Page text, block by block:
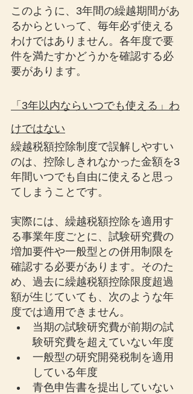
このように、3年間の繰越期間があ
るからといって、毎年必ず使える
わけではありません。各年度で要
件を満たすかどうかを確認する必
要があります。
「3年以内ならいつでも使える」わ
けではない
繰越税額控除制度で誤解しやすい
のは、控除しきれなかった金額を3
年間いつでも自由に使えると思っ
てしまうことです。
実際には、繰越税額控除を適用す
る事業年度ごとに、試験研究費の
増加要件や一般型との併用制限を
確認する必要があります。そのた
め、過去に繰越税額控除限度超過
額が生じていても、次のような年
度では適用できません。
当期の試験研究費が前期の試
験研究費を超えていない年度
一般型の研究開発税制を適用
している年度
青色申告書を提出していない